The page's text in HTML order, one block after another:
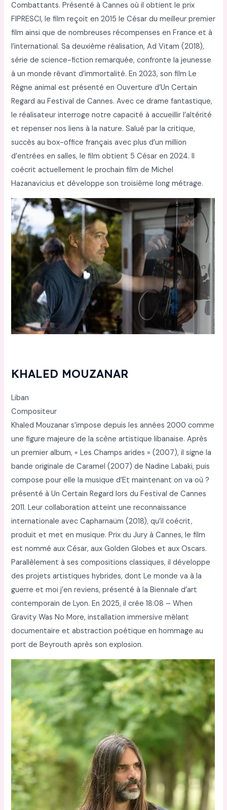
Combattants. Présenté à Cannes où il obtient le prix
FIPRESCI, le film reçoit en 2015 le César du meilleur premier
film ainsi que de nombreuses récompenses en France et à
l’international. Sa deuxième réalisation, Ad Vitam (2018),
série de science-fiction remarquée, confronte la jeunesse
à un monde rêvant d’immortalité. En 2023, son film Le
Règne animal est présenté en Ouverture d’Un Certain
Regard au Festival de Cannes. Avec ce drame fantastique,
le réalisateur interroge notre capacité à accueillir l’altérité
et repenser nos liens à la nature. Salué par la critique,
succès au box-office français avec plus d’un million
d’entrées en salles, le film obtient 5 César en 2024. Il
coécrit actuellement le prochain film de Michel
Hazanavicius et développe son troisième long métrage.
KHALED MOUZANAR
Liban
Compositeur
Khaled Mouzanar s’impose depuis les années 2000 comme
une figure majeure de la scène artistique libanaise. Après
un premier album, « Les Champs arides » (2007), il signe la
bande originale de Caramel (2007) de Nadine Labaki, puis
compose pour elle la musique d’Et maintenant on va où ?
présenté à Un Certain Regard lors du Festival de Cannes
2011. Leur collaboration atteint une reconnaissance
internationale avec Capharnaüm (2018), qu’il coécrit,
produit et met en musique. Prix du Jury à Cannes, le film
est nommé aux César, aux Golden Globes et aux Oscars.
Parallèlement à ses compositions classiques, il développe
des projets artistiques hybrides, dont Le monde va à la
guerre et moi j’en reviens, présenté à la Biennale d’art
contemporain de Lyon. En 2025, il crée 18:08 – When
Gravity Was No More, installation immersive mêlant
documentaire et abstraction poétique en hommage au
port de Beyrouth après son explosion.